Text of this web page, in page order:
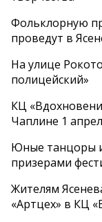
Фольклорную
проведут в
На улице
полицейский»
КЦ
Чаплине 1
Юные танцоры
призерами
Жителям
«Артцех» в КЦ